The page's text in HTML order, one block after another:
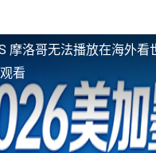
摩洛哥无法播放在海外看
看